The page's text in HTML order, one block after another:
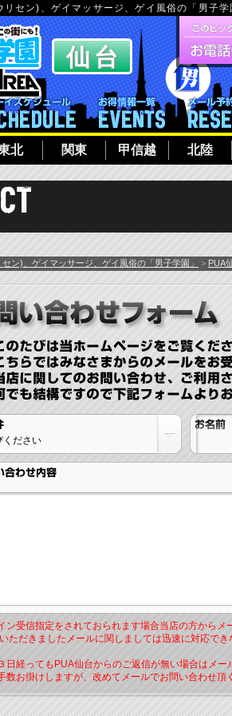
セン)、ゲイマッサージ、ゲイ風俗の「男子学
北 関東 甲信越 北陸
介 ボーイシフト イベント一覧
ン)、ゲイマッサージ、ゲイ風俗の「男子学園」 > PUA
ください
ン受信指定をされておられます場合当店の方から
ただきましたメールに関しましては迅速に対応で
日経ってもPUA仙台からのご返信が無い場合はメー
数お掛けしますが、改めてメールでお問い合わせ